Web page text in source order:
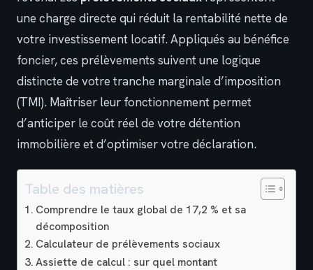
une charge directe qui réduit la rentabilité nette de
votre investissement locatif. Appliqués au bénéfice
foncier, ces prélèvements suivent une logique
distincte de votre tranche marginale d’imposition
(TMI). Maîtriser leur fonctionnement permet
d’anticiper le coût réel de votre détention
immobilière et d’optimiser votre déclaration.
Table des matières
Comprendre le taux global de 17,2 % et sa
décomposition
Calculateur de prélèvements sociaux
Assiette de calcul : sur quel montant